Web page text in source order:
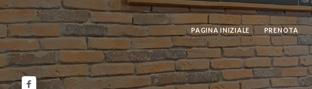
PAGINA INIZIALE PRENOTA